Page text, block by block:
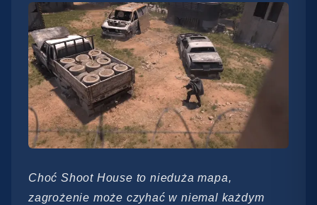
Choć Shoot House to nieduża mapa,
zagrożenie może czyhać w niemal każdym